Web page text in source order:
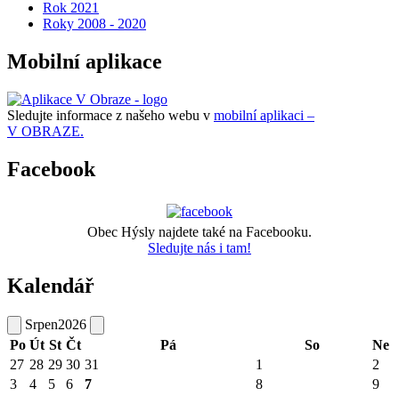
Rok 2021
Roky 2008 - 2020
Mobilní aplikace
Sledujte informace z našeho webu v mobilní aplikaci –
V OBRAZE.
Facebook
Obec Hýsly najdete také na Facebooku.
Sledujte nás i tam!
Kalendář
Srpen2026
Po Út St Čt Pá So
Ne
27 28 29 30 31 1
2
3
4 5 6 7 8
9